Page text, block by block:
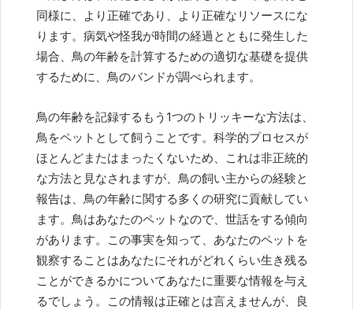
同様に、より正確であり、より正確なリソースにな
ります。病気や怪我が時間の経過とともに発生した
場合、鳥の年齢を計算するための適切な基礎を提供
するために、鳥のバンドが調べられます。
鳥の年齢を記録するもう1つのトリッキーな方法は、
鳥をペットとして飼うことです。科学的プロセスが
ほとんどまたはまったくないため、これは非正統的
な方法と見なされますが、鳥の飼い主からの経験と
報告は、鳥の年齢に関する多くの研究に貢献してい
ます。鳥はあなたのペットなので、世話をする傾向
があります。この事実を知って、あなたのペットを
観察することはあなたにそれがどれくらい生き残る
ことができるかについてあなたに重要な情報を与え
るでしょう。この情報は正確とは言えませんが、良